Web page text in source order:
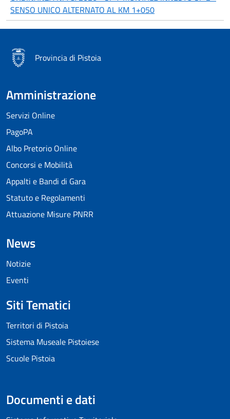
SENSO UNICO ALTERNATO AL KM 1+050
Provincia di Pistoia
Amministrazione
Servizi Online
PagoPA
Albo Pretorio Online
Concorsi e Mobilità
Appalti e Bandi di Gara
Statuto e Regolamenti
Attuazione Misure PNRR
News
Notizie
Eventi
Siti Tematici
Territori di Pistoia
Sistema Museale Pistoiese
Scuole Pistoia
Documenti e dati